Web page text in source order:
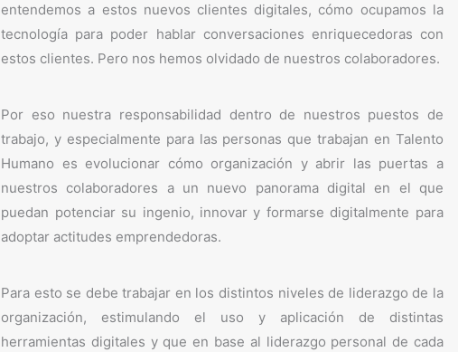
entendemos a estos nuevos clientes digitales, cómo ocupamos la
tecnología para poder hablar conversaciones enriquecedoras con
estos clientes. Pero nos hemos olvidado de nuestros colaboradores.
Por eso nuestra responsabilidad dentro de nuestros puestos de
trabajo, y especialmente para las personas que trabajan en Talento
Humano es evolucionar cómo organización y abrir las puertas a
nuestros colaboradores a un nuevo panorama digital en el que
puedan potenciar su ingenio, innovar y formarse digitalmente para
adoptar actitudes emprendedoras.
Para esto se debe trabajar en los distintos niveles de liderazgo de la
organización, estimulando el uso y aplicación de distintas
herramientas digitales y que en base al liderazgo personal de cada